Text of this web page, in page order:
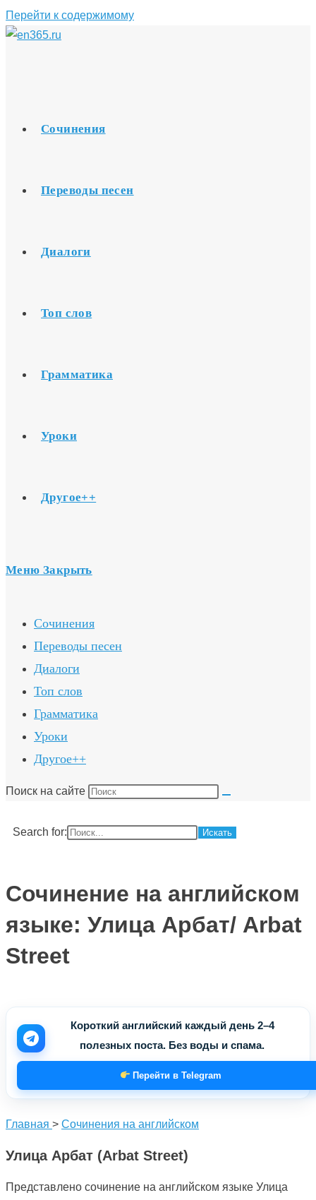
Перейти к содержимому
Сочинения
Переводы песен
Диалоги
Топ слов
Грамматика
Уроки
Другое++
Меню Закрыть
Сочинения
Переводы песен
Диалоги
Топ слов
Грамматика
Уроки
Другое++
Поиск на сайте
Search for:
Сочинение на английском
языке: Улица Арбат/ Arbat
Street
Короткий английский каждый день 2–4
полезных поста. Без воды и спама.
Перейти в Telegram
Главная > Сочинения на английском
Улица Арбат (Arbat Street)
Представлено сочинение на английском языке Улица